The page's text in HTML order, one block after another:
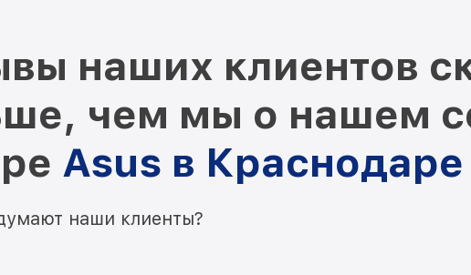
наших клиентов
чем мы о нашем
Asus в Краснодаре
наши клиенты?